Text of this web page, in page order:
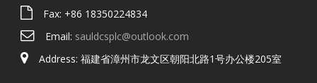
Fax: +86 18350224834
Email: sauldcsplc@outlook.com
Address: 福建省漳州市龙文区朝阳北路1号办公楼205室